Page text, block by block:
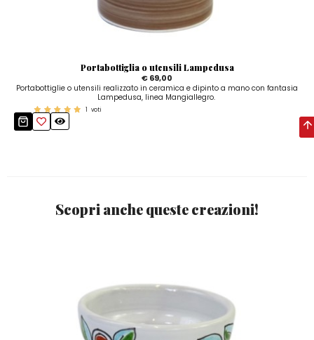
Portabottiglia o utensili Lampedusa
€ 69,00
Portabottiglie o utensili realizzato in ceramica e dipinto a mano con fantasia
Lampedusa, linea Mangiallegro.
1 voti
Scopri anche queste creazioni!